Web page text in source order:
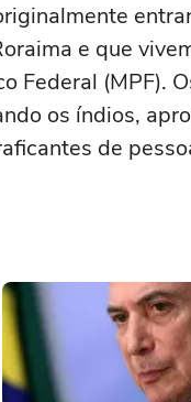
e que
Federal (MPF).
os índios,
de